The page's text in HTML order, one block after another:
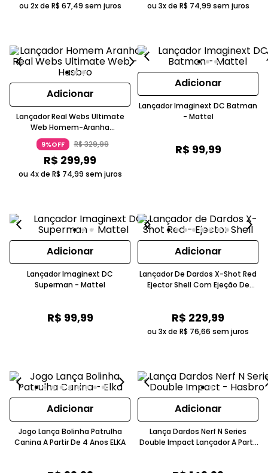
ou 2x de R$ 67,49 sem juros ou 3x de R$ 74,99 sem juros
Adicionar
Lançador Real Webs Ultimate
Web Homem-Aranha
Recarregável 5 Anos Hasbro
9%OFF R$329,99
R$ 299,99
ou 4x de R$ 74,99 sem juros
Adicionar
Lançador Imaginext DC Batman
- Mattel
R$ 99,99
Adicionar
Lançador Imaginext DC
Superman - Mattel
R$ 99,99
Adicionar
Lançador De Dardos X-Shot Red
Ejector Shell Com Ejeção De
R$ 229,99
ou 3x de R$ 76,66 sem juros
Adicionar
Jogo Lança Bolinha Patrulha
Canina A Partir De 4 Anos ELKA
Adicionar
Lança Dardos Nerf N Series
Double Impact Lançador A Partir